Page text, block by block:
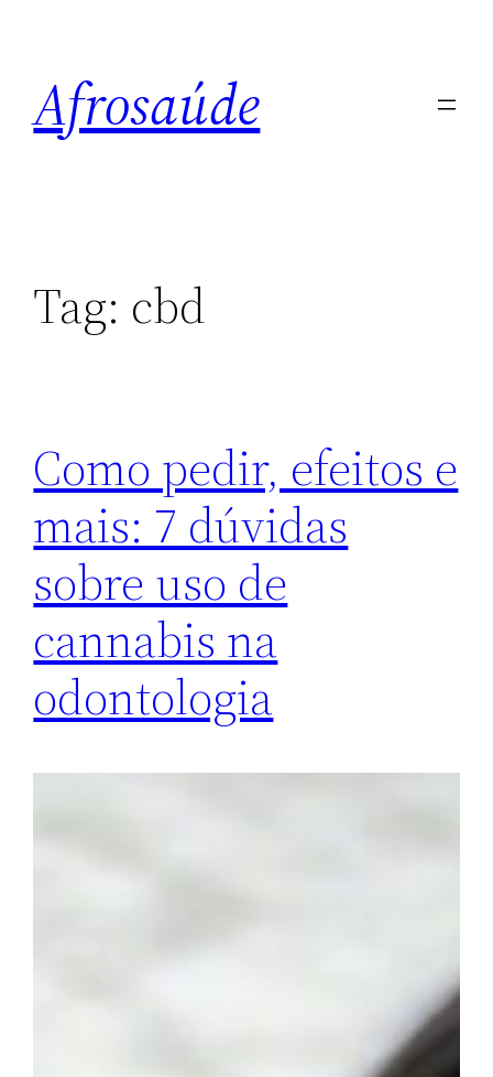
conteúdo
Afrosaúde
Tag: cbd
Como pedir, efeitos e
mais: 7 dúvidas
sobre uso de
cannabis na
odontologia